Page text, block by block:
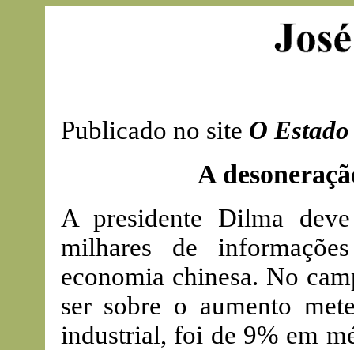
Publicado no site O
A
A presidente Dilma
milhares de
economia chinesa. No
ser sobre o aumento
industrial, foi de 9% em